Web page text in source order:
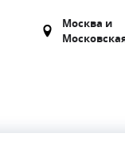
Москва и